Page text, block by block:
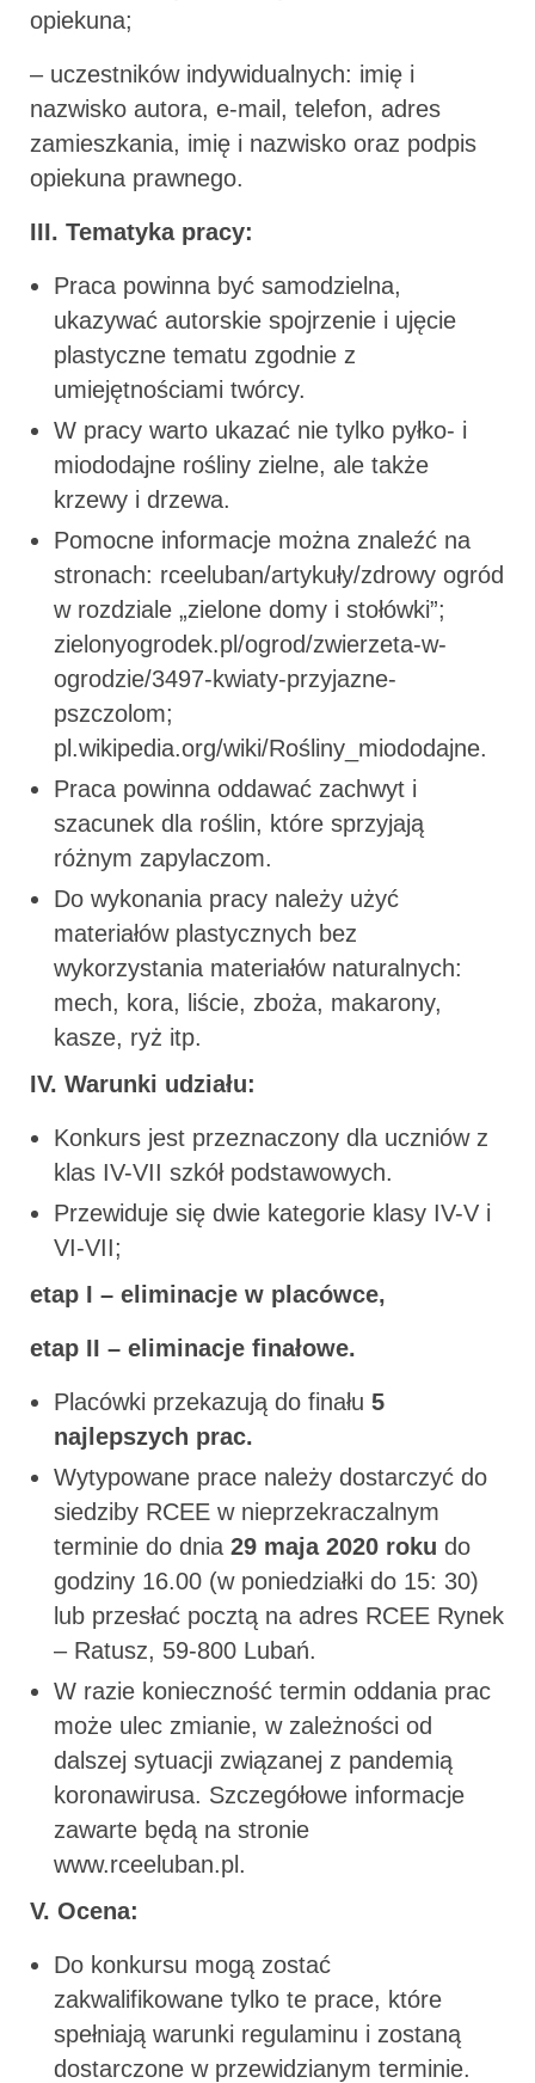
opiekuna;
– uczestników indywidualnych: imię i
nazwisko autora, e-mail, telefon, adres
zamieszkania, imię i nazwisko oraz podpis
opiekuna prawnego.
III. Tematyka pracy:
Praca powinna być samodzielna,
ukazywać autorskie spojrzenie i ujęcie
plastyczne tematu zgodnie z
umiejętnościami twórcy.
W pracy warto ukazać nie tylko pyłko- i
miododajne rośliny zielne, ale także
krzewy i drzewa.
Pomocne informacje można znaleźć na
stronach: rceeluban/artykuły/zdrowy ogród
w rozdziale „zielone domy i stołówki”;
zielonyogrodek.pl/ogrod/zwierzeta-w-
ogrodzie/3497-kwiaty-przyjazne-
pszczolom;
pl.wikipedia.org/wiki/Rośliny_miododajne.
Praca powinna oddawać zachwyt i
szacunek dla roślin, które sprzyjają
różnym zapylaczom.
Do wykonania pracy należy użyć
materiałów plastycznych bez
wykorzystania materiałów naturalnych:
mech, kora, liście, zboża, makarony,
kasze, ryż itp.
IV. Warunki udziału:
Konkurs jest przeznaczony dla uczniów z
klas IV-VII szkół podstawowych.
Przewiduje się dwie kategorie klasy IV-V i
VI-VII;
etap I – eliminacje w placówce,
etap II – eliminacje finałowe.
Placówki przekazują do finału 5
najlepszych prac.
Wytypowane prace należy dostarczyć do
siedziby RCEE w nieprzekraczalnym
terminie do dnia 29 maja 2020 roku do
godziny 16.00 (w poniedziałki do 15: 30)
lub przesłać pocztą na adres RCEE Rynek
– Ratusz, 59-800 Lubań.
W razie konieczność termin oddania prac
może ulec zmianie, w zależności od
dalszej sytuacji związanej z pandemią
koronawirusa. Szczegółowe informacje
zawarte będą na stronie
www.rceeluban.pl.
V. Ocena:
Do konkursu mogą zostać
zakwalifikowane tylko te prace, które
spełniają warunki regulaminu i zostaną
dostarczone w przewidzianym terminie.